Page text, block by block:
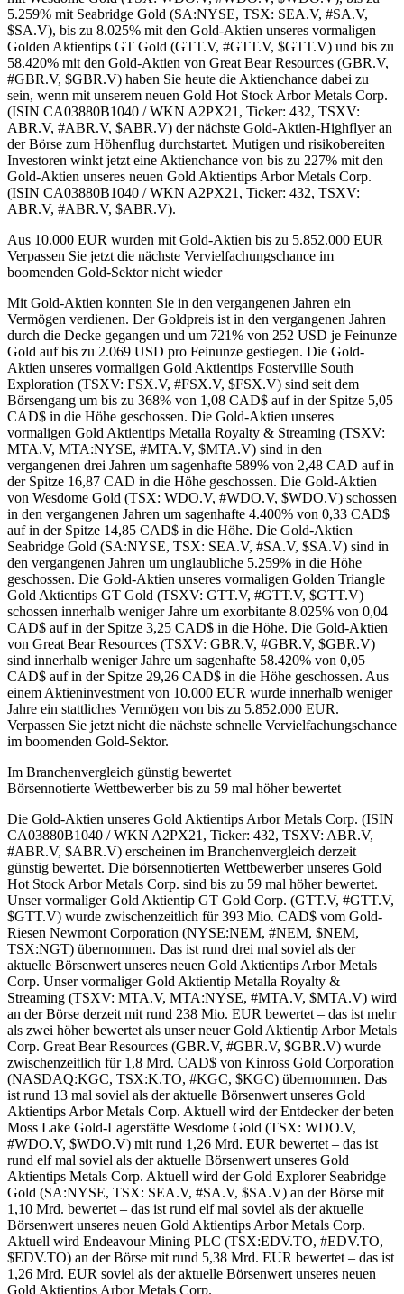
Aus 10.000 EUR wurden mit Gold-Aktien bis zu 5.852.000 EUR
Verpassen Sie jetzt die nächste Vervielfachungschance im
boomenden Gold-Sektor nicht wieder
Mit Gold-Aktien konnten Sie in den vergangenen Jahren ein
Vermögen verdienen. Der Goldpreis ist in den vergangenen Jahren
durch die Decke gegangen und um 721% von 252 USD je Feinunze
Gold auf bis zu 2.069 USD pro Feinunze gestiegen. Die Gold-
Aktien unseres vormaligen Gold Aktientips Fosterville South
Exploration (TSXV: FSX.V, #FSX.V, $FSX.V) sind seit dem
Börsengang um bis zu 368% von 1,08 CAD$ auf in der Spitze 5,05
CAD$ in die Höhe geschossen. Die Gold-Aktien unseres
vormaligen Gold Aktientips Metalla Royalty & Streaming (TSXV:
MTA.V, MTA:NYSE, #MTA.V, $MTA.V) sind in den
vergangenen drei Jahren um sagenhafte 589% von 2,48 CAD auf in
der Spitze 16,87 CAD in die Höhe geschossen. Die Gold-Aktien
von Wesdome Gold (TSX: WDO.V, #WDO.V, $WDO.V) schossen
in den vergangenen Jahren um sagenhafte 4.400% von 0,33 CAD$
auf in der Spitze 14,85 CAD$ in die Höhe. Die Gold-Aktien
Seabridge Gold (SA:NYSE, TSX: SEA.V, #SA.V, $SA.V) sind in
den vergangenen Jahren um unglaubliche 5.259% in die Höhe
geschossen. Die Gold-Aktien unseres vormaligen Golden Triangle
Gold Aktientips GT Gold (TSXV: GTT.V, #GTT.V, $GTT.V)
schossen innerhalb weniger Jahre um exorbitante 8.025% von 0,04
CAD$ auf in der Spitze 3,25 CAD$ in die Höhe. Die Gold-Aktien
von Great Bear Resources (TSXV: GBR.V, #GBR.V, $GBR.V)
sind innerhalb weniger Jahre um sagenhafte 58.420% von 0,05
CAD$ auf in der Spitze 29,26 CAD$ in die Höhe geschossen. Aus
einem Aktieninvestment von 10.000 EUR wurde innerhalb weniger
Jahre ein stattliches Vermögen von bis zu 5.852.000 EUR.
Verpassen Sie jetzt nicht die nächste schnelle Vervielfachungschance
im boomenden Gold-Sektor.
Im Branchenvergleich günstig bewertet
Börsennotierte Wettbewerber bis zu 59 mal höher bewertet
Die Gold-Aktien unseres Gold Aktientips Arbor Metals Corp. (ISIN
CA03880B1040 / WKN A2PX21, Ticker: 432, TSXV: ABR.V,
#ABR.V, $ABR.V) erscheinen im Branchenvergleich derzeit
günstig bewertet. Die börsennotierten Wettbewerber unseres Gold
Hot Stock Arbor Metals Corp. sind bis zu 59 mal höher bewertet.
Unser vormaliger Gold Aktientip GT Gold Corp. (GTT.V, #GTT.V,
$GTT.V) wurde zwischenzeitlich für 393 Mio. CAD$ vom Gold-
Riesen Newmont Corporation (NYSE:NEM, #NEM, $NEM,
TSX:NGT) übernommen. Das ist rund drei mal soviel als der
aktuelle Börsenwert unseres neuen Gold Aktientips Arbor Metals
Corp. Unser vormaliger Gold Aktientip Metalla Royalty &
Streaming (TSXV: MTA.V, MTA:NYSE, #MTA.V, $MTA.V) wird
an der Börse derzeit mit rund 238 Mio. EUR bewertet – das ist mehr
als zwei höher bewertet als unser neuer Gold Aktientip Arbor Metals
Corp. Great Bear Resources (GBR.V, #GBR.V, $GBR.V) wurde
zwischenzeitlich für 1,8 Mrd. CAD$ von Kinross Gold Corporation
(NASDAQ:KGC, TSX:K.TO, #KGC, $KGC) übernommen. Das
ist rund 13 mal soviel als der aktuelle Börsenwert unseres Gold
Aktientips Arbor Metals Corp. Aktuell wird der Entdecker der beten
Moss Lake Gold-Lagerstätte Wesdome Gold (TSX: WDO.V,
#WDO.V, $WDO.V) mit rund 1,26 Mrd. EUR bewertet – das ist
rund elf mal soviel als der aktuelle Börsenwert unseres Gold
Aktientips Metals Corp. Aktuell wird der Gold Explorer Seabridge
Gold (SA:NYSE, TSX: SEA.V, #SA.V, $SA.V) an der Börse mit
1,10 Mrd. bewertet – das ist rund elf mal soviel als der aktuelle
Börsenwert unseres neuen Gold Aktientips Arbor Metals Corp.
Aktuell wird Endeavour Mining PLC (TSX:EDV.TO, #EDV.TO,
$EDV.TO) an der Börse mit rund 5,38 Mrd. EUR bewertet – das ist
1,26 Mrd. EUR soviel als der aktuelle Börsenwert unseres neuen
Gold Aktientips Arbor Metals Corp.